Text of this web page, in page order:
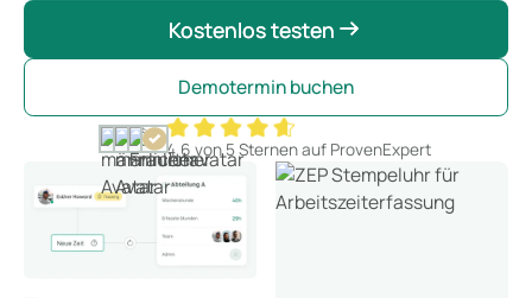
Kostenlos testen
Kostenlos testen
Demotermin buchen
4,6 von 5 Sternen auf ProvenExpert